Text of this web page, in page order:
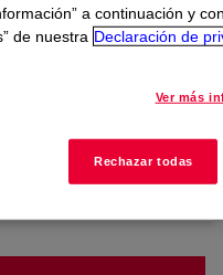
web, errores en el
y otras consultas
a continuación y
de nuestra Declaración de
Ver más
Rechazar todas